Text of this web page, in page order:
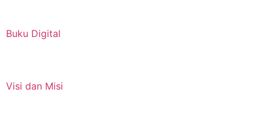
Buku Digital
Visi dan Misi